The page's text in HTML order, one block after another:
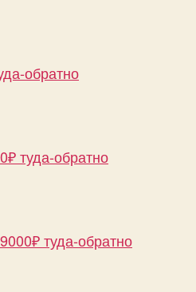
обратно
туда-обратно
туда-обратно